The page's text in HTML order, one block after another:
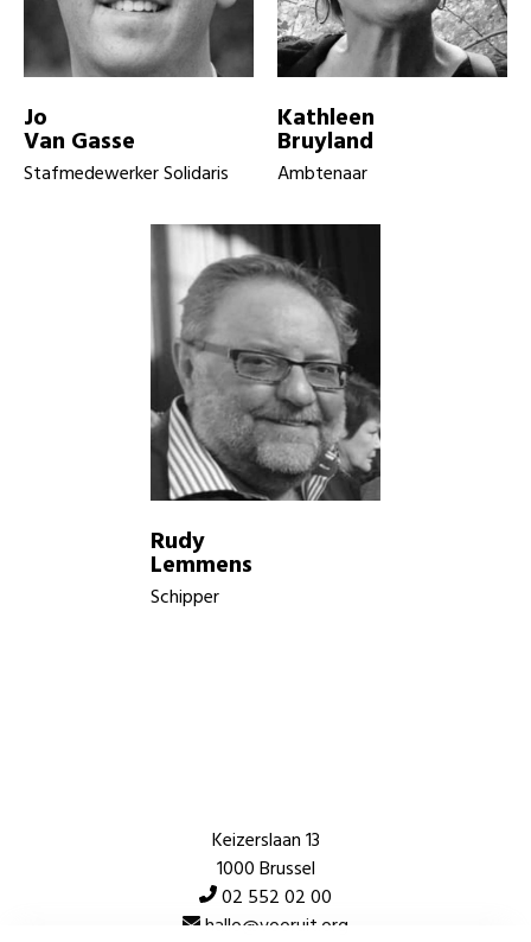
Jo
Van Gasse
Stafmedewerker Solidaris
Kathleen
Bruyland
Ambtenaar
Rudy
Lemmens
Schipper
Keizerslaan 13
1000 Brussel
02 552 02 00
hallo@vooruit.org